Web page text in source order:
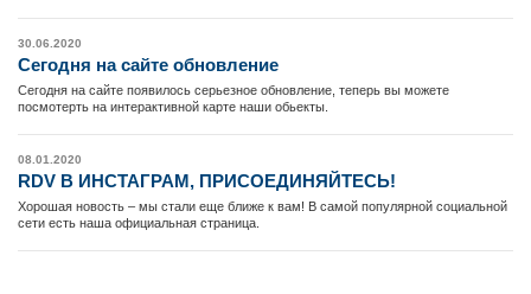
30.06.2020
Сегодня на сайте обновление
Сегодня на сайте появилось серьезное обновление, теперь вы можете
посмотерть на интерактивной карте наши обьекты.
08.01.2020
RDV В ИНСТАГРАМ, ПРИСОЕДИНЯЙТЕСЬ!
Хорошая новость – мы стали еще ближе к вам! В самой популярной социальной
сети есть наша официальная страница.